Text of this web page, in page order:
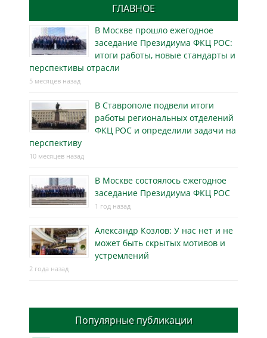
ГЛАВНОЕ
В Москве прошло ежегодное
заседание Президиума ФКЦ РОС:
итоги работы, новые стандарты и
перспективы отрасли
5 месяцев назад
В Ставрополе подвели итоги
работы региональных отделений
ФКЦ РОС и определили задачи на
перспективу
10 месяцев назад
В Москве состоялось ежегодное
заседание Президиума ФКЦ РОС
1 год назад
Александр Козлов: У нас нет и не
может быть скрытых мотивов и
устремлений
2 года назад
Популярные публикации